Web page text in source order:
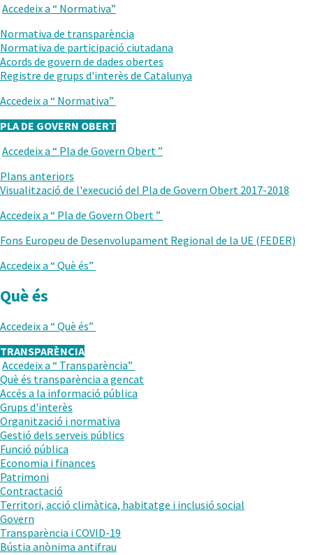
TORNAR
AL
NIVELL
ANTERIOR
Accedeix a “ Normativa”
Normativa de transparència
Normativa de participació ciutadana
Acords de govern de dades obertes
Registre de grups d'interès de Catalunya
Accedeix a “ Normativa”
PLA DE GOVERN OBERT
TORNAR
AL
NIVELL
ANTERIOR
Accedeix a “ Pla de Govern Obert ”
Plans anteriors
Visualització de l'execució del Pla de Govern Obert 2017-2018
Accedeix a “ Pla de Govern Obert ”
Fons Europeu de Desenvolupament Regional de la UE (FEDER)
Accedeix a “ Què és”
Què és
Accedeix a “ Què és”
TRANSPARÈNCIA
TORNAR
AL
NIVELL
ANTERIOR
Accedeix a “ Transparència”
Què és transparència a gencat
Accés a la informació pública
Grups d'interès
Organització i normativa
Gestió dels serveis públics
Funció pública
Economia i finances
Patrimoni
Contractació
Territori, acció climàtica, habitatge i inclusió social
Govern
Transparència i COVID-19
Bústia anònima antifrau